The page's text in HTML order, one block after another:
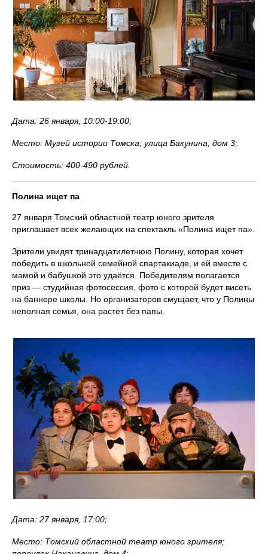
Дата: 26 января, 10:00-19:00;
Место: Музей истории Томска; улица Бакунина, дом 3;
Стоимость: 400-490 рублей.
Полина ищет па
27 января Томский областной театр юного зрителя
приглашает всех желающих на спектакль «Полина ищет па».
Зрители увидят тринадцатилетнюю Полину, которая хочет
победить в школьной семейной спартакиаде, и ей вместе с
мамой и бабушкой это удаётся. Победителям полагается
приз — студийная фотосессия, фото с которой будет висеть
на баннере школы. Но организаторов смущает, что у Полины
неполная семья, она растёт без папы.
Дата: 27 января, 17:00;
Место: Томский областной театр юного зрителя;